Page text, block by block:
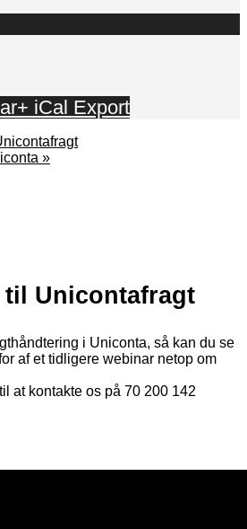
+ iCal Export
»
Unicontafragt
i Uniconta, så kan du se
af et tidligere webinar netop om
at kontakte os på 70 200 142